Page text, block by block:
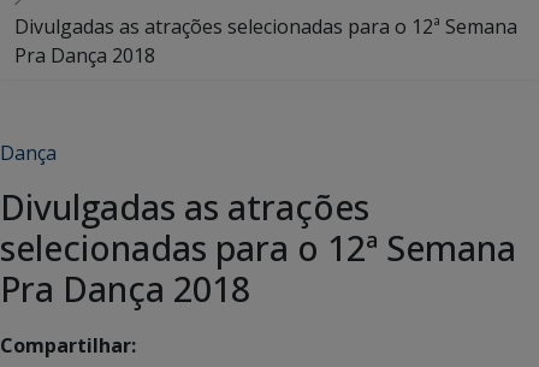
Divulgadas as atrações selecionadas para o 12ª Semana
Pra Dança 2018
Dança
Divulgadas as atrações
selecionadas para o 12ª Semana
Pra Dança 2018
Compartilhar: